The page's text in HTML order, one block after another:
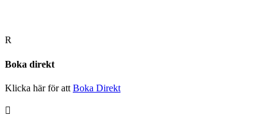
R
Boka direkt
Klicka här för att Boka Direkt
